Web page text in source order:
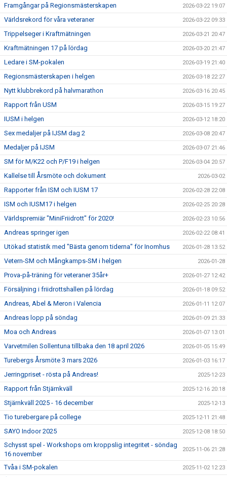
Framgångar på Regionsmästerskapen 2026-03-22 19:07
Världsrekord för våra veteraner 2026-03-22 09:33
Trippelseger i Kraftmätningen 2026-03-21 20:47
Kraftmätningen 17 på lördag 2026-03-20 21:47
Ledare i SM-pokalen 2026-03-19 21:40
Regionsmästerskapen i helgen 2026-03-18 22:27
Nytt klubbrekord på halvmarathon 2026-03-16 20:45
Rapport från USM 2026-03-15 19:27
IUSM i helgen 2026-03-12 18:20
Sex medaljer på IJSM dag 2 2026-03-08 20:47
Medaljer på IJSM 2026-03-07 21:46
SM för M/K22 och P/F19 i helgen 2026-03-04 20:57
Kallelse till Årsmöte och dokument 2026-03-02
Rapporter från ISM och IUSM 17 2026-02-28 22:08
ISM och IUSM17 i helgen 2026-02-25 20:28
Världspremiär "MiniFriidrott" för 2020! 2026-02-23 10:56
Andreas springer igen 2026-02-22 08:41
Utökad statistik med "Bästa genom tiderna" för Inomhus 2026-01-28 13:52
Vetern-SM och Mångkamps-SM i helgen 2026-01-28
Prova-på-träning för veteraner 35år+ 2026-01-27 12:42
Försäljning i friidrottshallen på lördag 2026-01-18 09:52
Andreas, Abel & Meron i Valencia 2026-01-11 12:07
Andreas lopp på söndag 2026-01-09 21:33
Moa och Andreas 2026-01-07 13:01
Varvetmilen Sollentuna tillbaka den 18 april 2026 2026-01-05 15:49
Turebergs Årsmöte 3 mars 2026 2026-01-03 16:17
Jerringpriset - rösta på Andreas! 2025-12-23
Rapport från Stjärnkväll 2025-12-16 20:18
Stjärnkväll 2025 - 16 december 2025-12-13
Tio turebergare på college 2025-12-11 21:48
SAYO Indoor 2025 2025-12-08 18:50
Schysst spel - Workshops om kroppslig integritet - söndag
16 november
2025-11-06 21:28
Tvåa i SM-pokalen 2025-11-02 12:23